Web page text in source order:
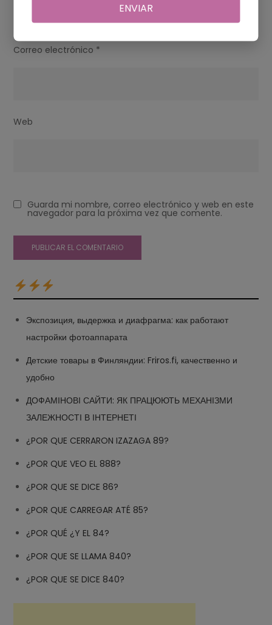
Correo electrónico *
Web
Guarda mi nombre, correo electrónico y web en este
navegador para la próxima vez que comente.
Экспозиция, выдержка и диафрагма: как работают
настройки фотоаппарата
Детские товары в Финляндии: Friros.fi, качественно и
удобно
ДОФАМІНОВІ САЙТИ: ЯК ПРАЦЮЮТЬ МЕХАНІЗМИ
ЗАЛЕЖНОСТІ В ІНТЕРНЕТІ
¿POR QUE CERRARON IZAZAGA 89?
¿POR QUE VEO EL 888?
¿POR QUE SE DICE 86?
¿POR QUE CARREGAR ATÉ 85?
¿POR QUÉ ¿Y EL 84?
¿POR QUE SE LLAMA 840?
¿POR QUE SE DICE 840?
ENVIAR